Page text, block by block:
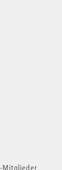
Mitglieder